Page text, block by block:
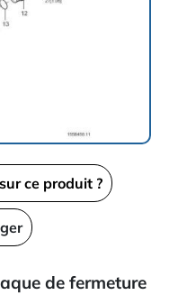
ce produit ?
de fermeture